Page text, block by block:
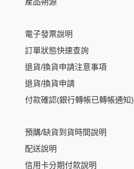
產品朔源
電子發票說明
訂單狀態快速查詢
退貨/換貨申請注意事項
退貨/換貨申請
付款確認(銀行轉帳已轉帳通知)
預購/缺貨到貨時間說明
配送說明
信用卡分期付款說明